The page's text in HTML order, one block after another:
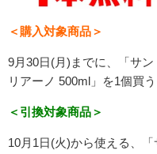
＜購入対象商品＞
9月30日(月)までに、「サン
リアーノ 500ml 」を1個買う
＜引換対象商品＞
10月1日(火)から使える、「